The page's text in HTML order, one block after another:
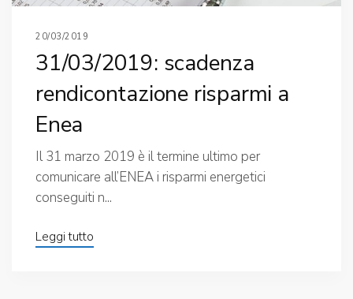
20/03/2019
31/03/2019: scadenza
rendicontazione risparmi a
Enea
Il 31 marzo 2019 è il termine ultimo per
comunicare all’ENEA i risparmi energetici
conseguiti n...
Leggi tutto